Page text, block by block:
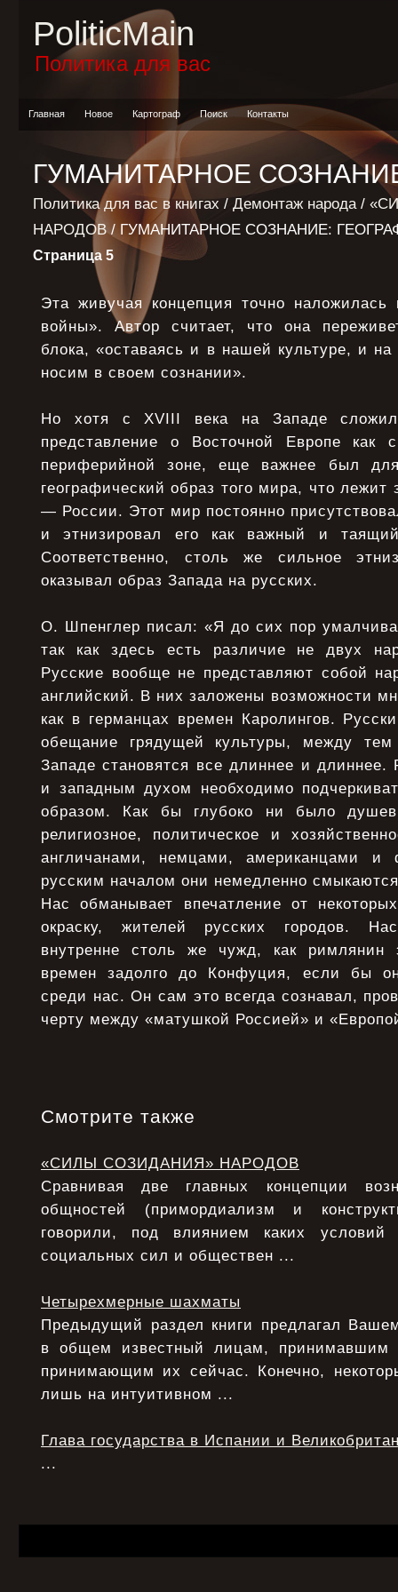
PoliticMain
Политика для вас
Главная Новое Картограф Поиск Контакты
ГУМАНИТАРНОЕ
Политика для вас в книгах / Демонтаж народа/
НАРОДОВ/ ГУМАНИТАРНОЕ СОЗНАНИЕ:
Страница 5
Эта живучая концепция точно наложилась
войны». Автор считает, что она
блока, «оставаясь и в нашей культуре, и
носим в своем сознании».
Но хотя с XVIII века на Западе
представление о Восточной Европе как
периферийной зоне, еще важнее был
географический образ того мира, что
— России. Этот мир постоянно
и этнизировал его как важный и
Соответственно, столь же сильное
оказывал образ Запада на русских.
О. Шпенглер писал: «Я до сих пор
так как здесь есть различие не двух
Русские вообще не представляют собой
английский. В них заложены возможности
как в германцах времен Каролингов.
обещание грядущей культуры, между
Западе становятся все длиннее и
и западным духом необходимо
образом. Как бы глубоко ни было
религиозное, политическое и
англичанами, немцами, американцами и
русским началом они немедленно
Нас обманывает впечатление от
окраску, жителей русских городов.
внутренне столь же чужд, как римлянин
времен задолго до Конфуция, если бы
среди нас. Он сам это всегда сознавал,
черту между «матушкой Россией» и
Смотрите также
«СИЛЫ СОЗИДАНИЯ» НАРОДОВ
Сравнивая две главных концепции
общностей (примордиализм и
говорили, под влиянием каких
социальных сил и обществен ...
Четырехмерные шахматы
Предыдущий раздел книги предлагал
в общем известный лицам,
принимающим их сейчас. Конечно,
лишь на интуитивном ...
Глава государства в Испании и
...